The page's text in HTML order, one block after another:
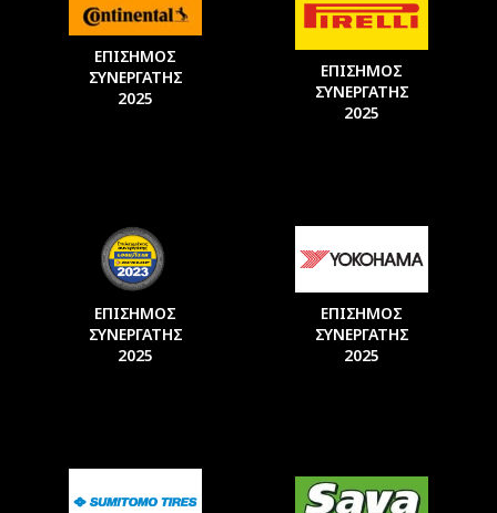
ΕΠΙΣΗΜΟΣ
ΣΥΝΕΡΓΑΤΗΣ
2025
ΕΠΙΣΗΜΟΣ
ΣΥΝΕΡΓΑΤΗΣ
2025
ΕΠΙΣΗΜΟΣ
ΣΥΝΕΡΓΑΤΗΣ
2025
ΕΠΙΣΗΜΟΣ
ΣΥΝΕΡΓΑΤΗΣ
2025